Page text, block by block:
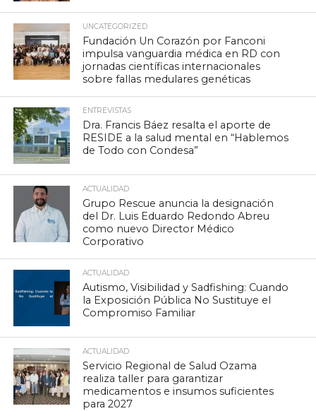
UNCATEGORIZED
Fundación Un Corazón por Fanconi
impulsa vanguardia médica en RD con
jornadas científicas internacionales
sobre fallas medulares genéticas
ENTREVISTAS
Dra. Francis Báez resalta el aporte de
RESIDE a la salud mental en “Hablemos
de Todo con Condesa”
ACTUALIDAD
Grupo Rescue anuncia la designación
del Dr. Luis Eduardo Redondo Abreu
como nuevo Director Médico
Corporativo
ACTUALIDAD
Autismo, Visibilidad y Sadfishing: Cuando
la Exposición Pública No Sustituye el
Compromiso Familiar
ACTUALIDAD
Servicio Regional de Salud Ozama
realiza taller para garantizar
medicamentos e insumos suficientes
para 2027